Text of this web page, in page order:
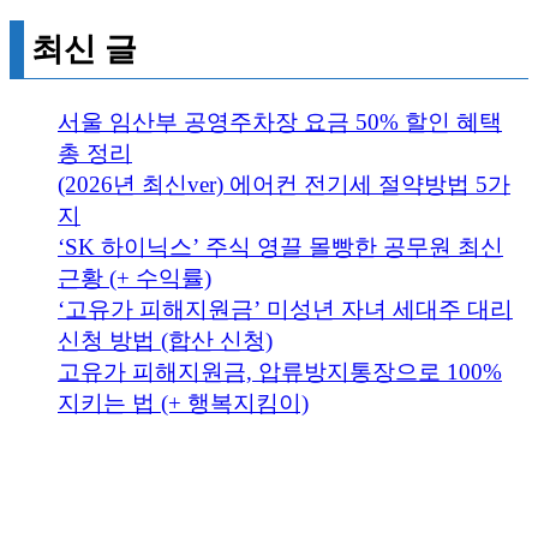
최신 글
서울 임산부 공영주차장 요금 50% 할인 혜택
총 정리
(2026년 최신ver) 에어컨 전기세 절약방법 5가
지
‘SK 하이닉스’ 주식 영끌 몰빵한 공무원 최신
근황 (+ 수익률)
‘고유가 피해지원금’ 미성년 자녀 세대주 대리
신청 방법 (합산 신청)
고유가 피해지원금, 압류방지통장으로 100%
지키는 법 (+ 행복지킴이)